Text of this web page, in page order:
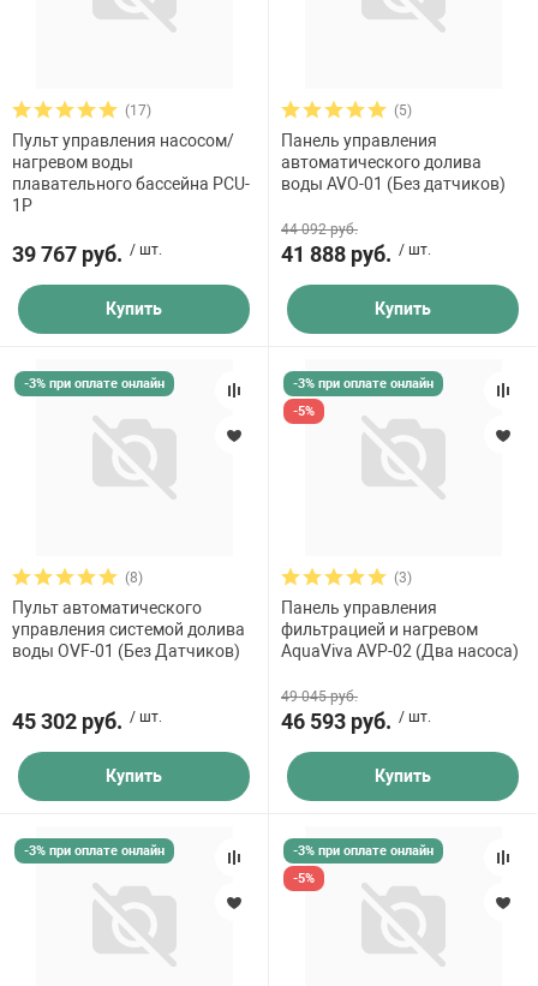
(17)
Пульт управления насосом/
нагревом воды
плавательного бассейна PCU-
1P
39 767 руб. / шт.
Купить
(5)
Панель управления
автоматического долива
воды AVO-01 (Без датчиков)
44 092 руб.
41 888 руб. / шт.
Купить
-3% при оплате онлайн
(8)
Пульт автоматического
управления системой долива
воды OVF-01 (Без Датчиков)
45 302 руб. / шт.
Купить
-3% при оплате онлайн
-5%
(3)
Панель управления
фильтрацией и нагревом
AquaViva AVP-02 (Два насоса)
49 045 руб.
46 593 руб. / шт.
Купить
-3% при оплате онлайн
-3% при оплате онлайн
-5%